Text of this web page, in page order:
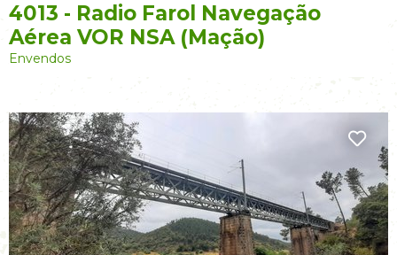
4013 - Radio Farol Navegação
Aérea VOR NSA (Mação)
Envendos